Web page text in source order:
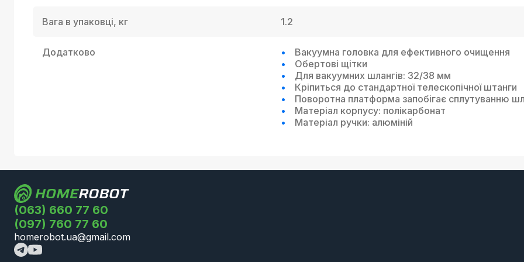
Вага в упаковці, кг 1.2
Додатково
Вакуумна головка для ефективного очищення
Обертові щітки
Для вакуумних шлангів: 32/38 мм
Кріпиться до стандартної телескопічної штанги
Поворотна платформа запобігає сплутуванню
Матеріал корпусу: полікарбонат
Матеріал ручки: алюміній
(063) 660 77 60
(097) 760 77 60
homerobot.ua@gmail.com